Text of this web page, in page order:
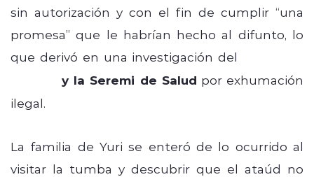
sin autorización y con el fin de cumplir “una
promesa” que le habrían hecho al difunto, lo
que derivó en una investigación del
y la Seremi de Salud por exhumación
ilegal.
La familia de Yuri se enteró de lo ocurrido al
visitar la tumba y descubrir que el ataúd no